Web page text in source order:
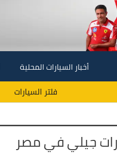
أخبار السيارات المحلية
فلتر السيارات
جيلي في مصر